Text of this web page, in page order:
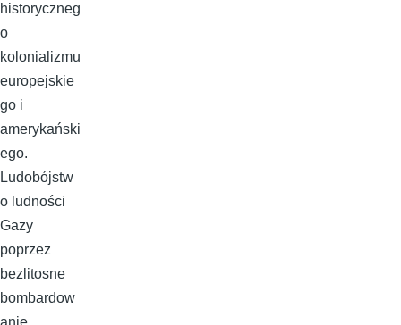
historyczneg
o
kolonializmu
europejskie
go i
amerykański
ego.
Ludobójstw
o ludności
Gazy
poprzez
bezlitosne
bombardow